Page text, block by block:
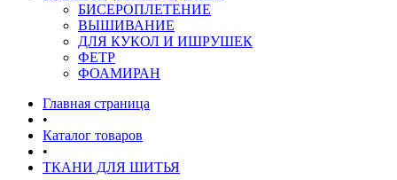
БИСЕРОПЛЕТЕНИЕ
ВЫШИВАНИЕ
ДЛЯ КУКОЛ И ИШРУШЕК
ФЕТР
ФОАМИРАН
Главная страница
•
Каталог товаров
•
ТКАНИ ДЛЯ ШИТЬЯ